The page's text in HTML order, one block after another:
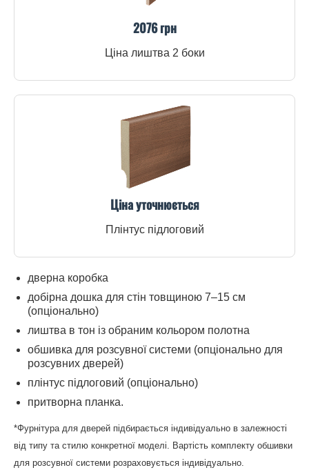
2076 грн
Ціна лиштва 2 боки
Ціна уточнюється
Плінтус підлоговий
дверна коробка
добірна дошка для стін товщиною 7–15 см
(опціонально)
лиштва в тон із обраним кольором полотна
обшивка для розсувної системи (опціонально для
розсувних дверей)
плінтус підлоговий (опціонально)
притворна планка.
*Фурнітура для дверей підбирається індивідуально в залежності
від типу та стилю конкретної моделі. Вартість комплекту обшивки
для розсувної системи розраховується індивідуально.